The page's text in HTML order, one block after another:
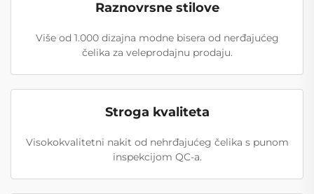
Raznovrsne stilove
Više od 1.000 dizajna modne bisera od nerđajućeg
čelika za veleprodajnu prodaju.
Stroga kvaliteta
Visokokvalitetni nakit od nehrđajućeg čelika s punom
inspekcijom QC-a.